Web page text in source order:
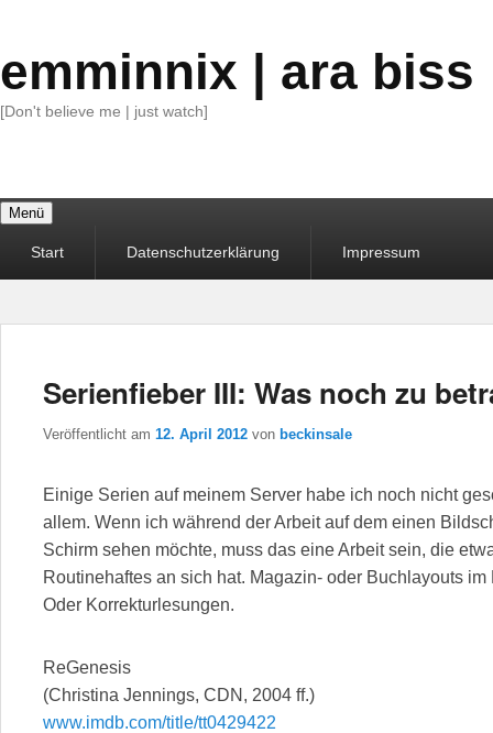
emminnix | ara biss
[Don't believe me | just watch]
Menü
MenüStart Datenschutzerklärung Impressum
Serienfieber III: Was noch zu
Veröffentlicht am 12. April 2012 von beckinsale
Einige Serien auf meinem Server habe ich noch nicht
allem. Wenn ich während der Arbeit auf dem einen
Schirm sehen möchte, muss das eine Arbeit sein, die
Routinehaftes an sich hat. Magazin- oder Buchlayouts
Oder Korrekturlesungen.
ReGenesis
(Christina Jennings, CDN, 2004 ff.)
www.imdb.com/title/tt0429422